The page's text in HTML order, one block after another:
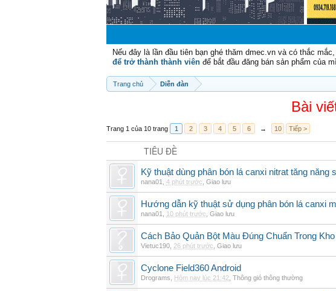
Nếu đây là lần đầu tiên bạn ghé thăm dmec.vn và có thắc
để trở thành thành viên để bắt đầu đăng bán sản phẩm của
Trang chủ Diễn đàn
Bài
Trang 1 của 10 trang 1 2 3 4 5 6 → 10 Tiếp >
TIÊU ĐỀ
Kỹ thuật dùng phân bón lá canxi nitrat tăng năng
nana01 4 phút trước Giao lưu
Hướng dẫn kỹ thuật sử dụng phân bón lá canxi
nana01 10 phút trước Giao lưu
Cách Bảo Quản Bột Màu Đúng Chuẩn Trong
Vietuc190 26 phút trước Giao lưu
Cyclone Field360 Android
Drograms Hôm nay lúc 21:42 Thông gió thông thường